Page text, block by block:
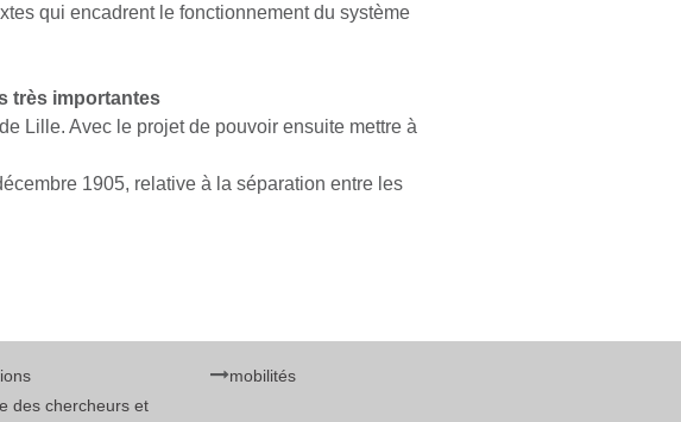
qui encadrent le fonctionnement du système
très importantes
Lille. Avec le projet de pouvoir ensuite mettre à
1905, relative à la séparation entre les
des chercheurs et
mobilités